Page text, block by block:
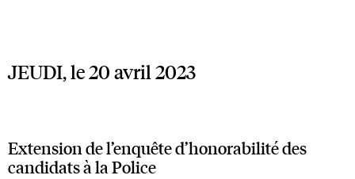
JEUDI, le 20 avril 2023
Extension de l’enquête d’honorabilité des
candidats à la Police